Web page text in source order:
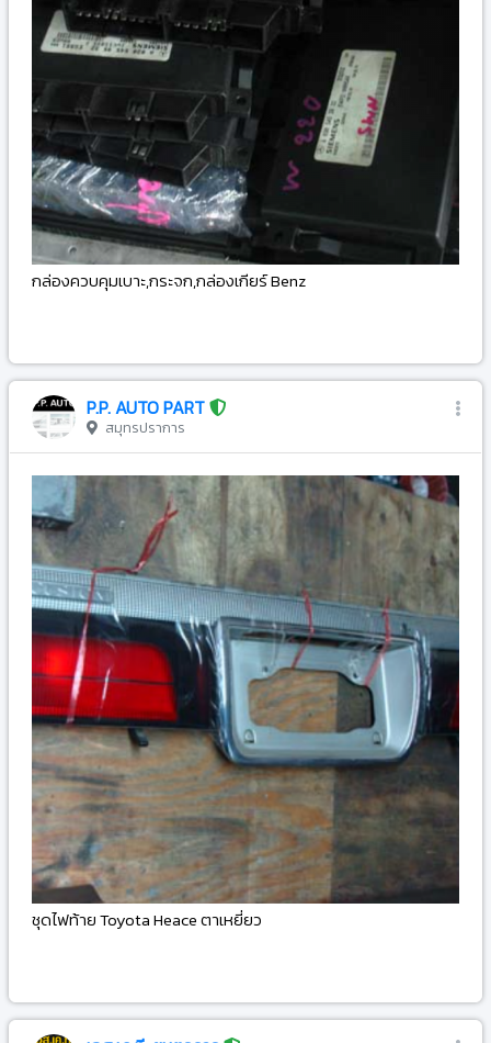
กล่องควบคุมเบาะ,กระจก,กล่องเกียร์ Benz
P.P. AUTO PART
สมุทรปราการ
ชุดไฟท้าย Toyota Heace ตาเหยี่ยว